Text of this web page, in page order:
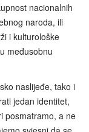
nacionalnih
naroda, ili
i kulturološke
međusobnu
naslijeđe, tako i
jedan identitet,
posmatramo, a ne